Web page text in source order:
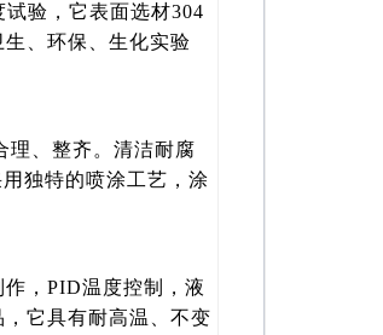
验，它表面选材304
、环保、生化实验
理、整齐。清洁耐腐
独特的喷涂工艺，涂
，PID温度控制，液
它具有耐高温、不变